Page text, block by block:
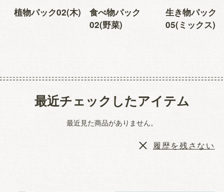
植物パック02(木)
食べ物パック
02(野菜)
生き物パック
05(ミックス)
最近チェックしたアイテム
最近見た商品がありません。
履歴を残さない